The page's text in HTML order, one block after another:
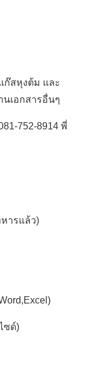
ก๊สหุงต้ม และ
เอกสารอื่นๆ
752-8914 พี่
ารแล้ว)
ซด์)